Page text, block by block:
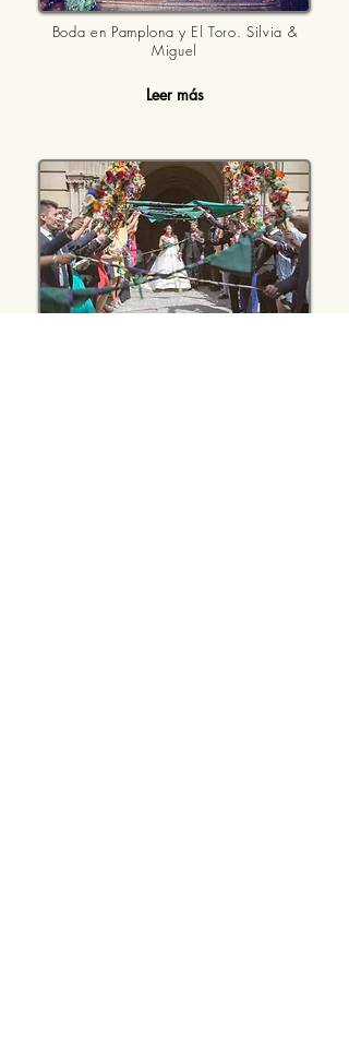
Boda en Pamplona y El Toro. Silvia &
Miguel
Leer más